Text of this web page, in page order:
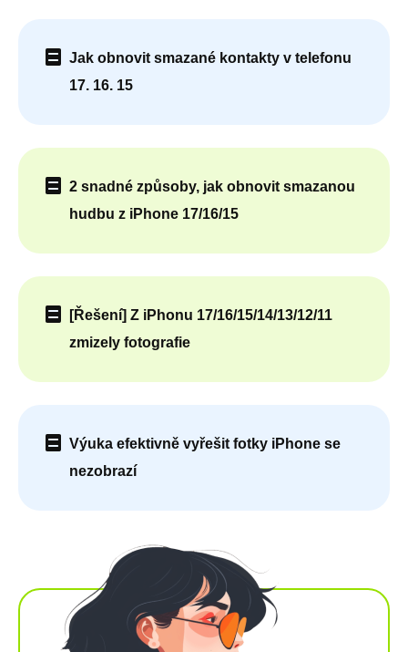
Jak obnovit smazané kontakty v telefonu
17. 16. 15
2 snadné způsoby, jak obnovit smazanou
hudbu z iPhone 17/16/15
[Řešení] Z iPhonu 17/16/15/14/13/12/11
zmizely fotografie
Výuka efektivně vyřešit fotky iPhone se
nezobrazí